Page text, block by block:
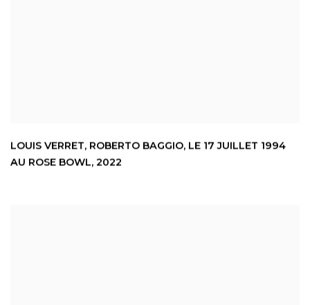
LOUIS VERRET, ROBERTO BAGGIO, LE 17 JUILLET 1994
AU ROSE BOWL, 2022